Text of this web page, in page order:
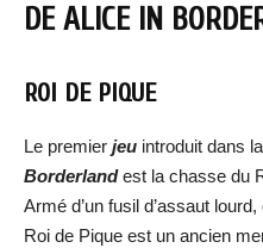
DE ALICE IN
ROI DE PIQUE
Le premier jeu introduit dans la
Borderlandest la chasse du
Armé d’un fusil d’assaut
Roi de Pique est un ancien